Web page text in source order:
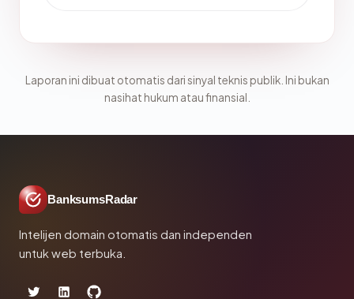
Laporan ini dibuat otomatis dari sinyal teknis publik. Ini bukan
nasihat hukum atau finansial.
BanksumsRadar
Intelijen domain otomatis dan independen
untuk web terbuka.